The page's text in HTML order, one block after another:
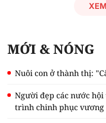
MỚI & NÓNG
Nuôi con ở thành thị:
Người đẹp các nước
trình chinh phục vương